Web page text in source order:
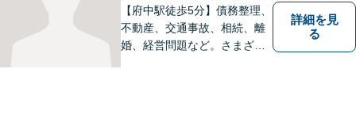
【府中駅徒歩5分】債務整理、
不動産、交通事故、相続、離
婚、経営問題など。さまざま
詳細を見
る